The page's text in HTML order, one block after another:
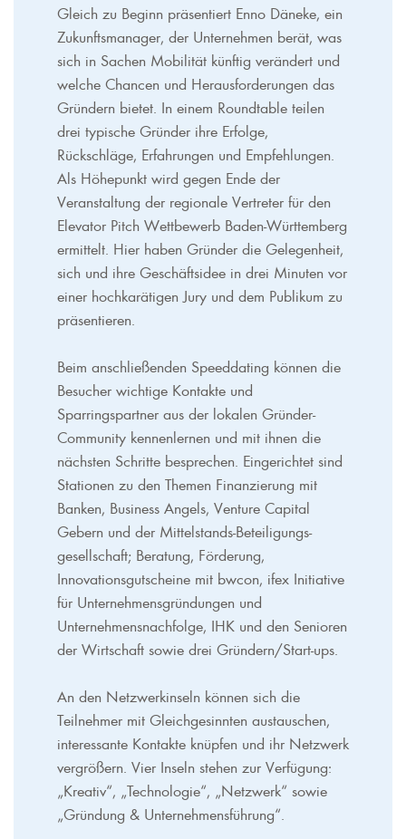
Gleich zu Beginn präsentiert Enno Däneke, ein
Zukunftsmanager, der Unternehmen berät, was
sich in Sachen Mobilität künftig verändert und
welche Chancen und Herausforderungen das
Gründern bietet. In einem Roundtable teilen
drei typische Gründer ihre Erfolge,
Rückschläge, Erfahrungen und Empfehlungen.
Als Höhepunkt wird gegen Ende der
Veranstaltung der regionale Vertreter für den
Elevator Pitch Wettbewerb Baden-Württemberg
ermittelt. Hier haben Gründer die Gelegenheit,
sich und ihre Geschäftsidee in drei Minuten vor
einer hochkarätigen Jury und dem Publikum zu
präsentieren.
Beim anschließenden Speeddating können die
Besucher wichtige Kontakte und
Sparringspartner aus der lokalen Gründer-
Community kennenlernen und mit ihnen die
nächsten Schritte besprechen. Eingerichtet sind
Stationen zu den Themen Finanzierung mit
Banken, Business Angels, Venture Capital
Gebern und der Mittelstands-Beteiligungs-
gesellschaft; Beratung, Förderung,
Innovationsgutscheine mit bwcon, ifex Initiative
für Unternehmensgründungen und
Unternehmensnachfolge, IHK und den Senioren
der Wirtschaft sowie drei Gründern/Start-ups.
An den Netzwerkinseln können sich die
Teilnehmer mit Gleichgesinnten austauschen,
interessante Kontakte knüpfen und ihr Netzwerk
vergrößern. Vier Inseln stehen zur Verfügung:
„Kreativ“, „Technologie“, „Netzwerk“ sowie
„Gründung & Unternehmensführung“.